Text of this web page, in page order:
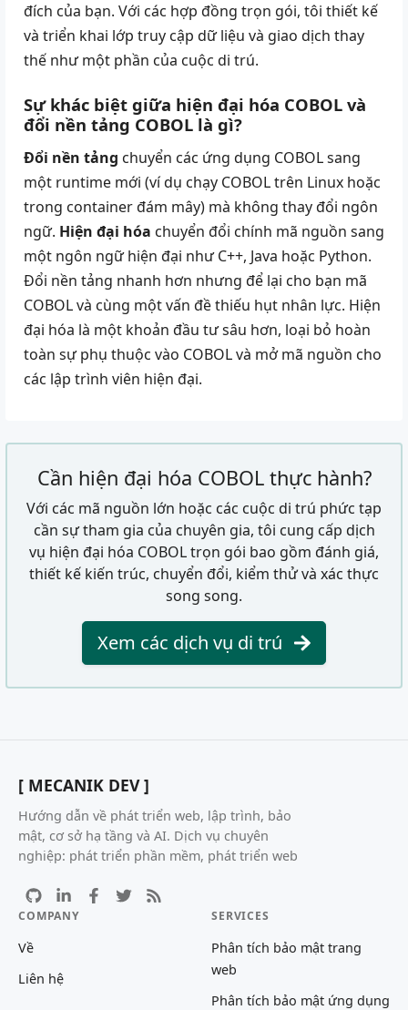
đích của bạn. Với các hợp đồng trọn gói, tôi thiết kế
và triển khai lớp truy cập dữ liệu và giao dịch thay
thế như một phần của cuộc di trú.
Sự khác biệt giữa hiện đại hóa COBOL và
đổi nền tảng COBOL là gì?
Đổi nền tảng chuyển các ứng dụng COBOL sang
một runtime mới (ví dụ chạy COBOL trên Linux hoặc
trong container đám mây) mà không thay đổi ngôn
ngữ. Hiện đại hóa chuyển đổi chính mã nguồn sang
một ngôn ngữ hiện đại nhưC++, Java hoặc Python.
Đổi nền tảng nhanh hơn nhưng để lại cho bạn mã
COBOL và cùng một vấn đề thiếu hụt nhân lực. Hiện
đại hóa là một khoản đầu tư sâu hơn, loại bỏ hoàn
toàn sự phụ thuộc vào COBOL và mở mã nguồn cho
các lập trình viên hiện đại.
Cần hiện đại hóa COBOL thực hành?
Với các mã nguồn lớn hoặc các cuộc di trú phức tạp
cần sự tham gia của chuyên gia, tôi cung cấp dịch
vụ hiện đại hóa COBOL trọn gói bao gồm đánh giá,
thiết kế kiến trúc, chuyển đổi, kiểm thử và xác thực
song song.
Xem các dịch vụ di trú
[ MECANIK DEV ]
Hướng dẫn về phát triển web, lập trình, bảo
mật, cơ sở hạ tầng và AI. Dịch vụ chuyên
nghiệp: phát triển phần mềm, phát triển web
COMPANY
Về
Liên hệ
SERVICES
Phân tích bảo mật trang
web
Phân tích bảo mật ứng dụng